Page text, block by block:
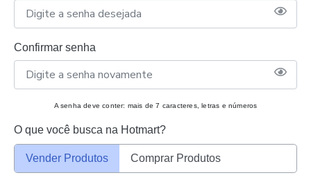
Confirmar senha
A senha deve conter: mais de 7 caracteres, letras e números
O que você busca na Hotmart?
Vender Produtos Comprar Produtos